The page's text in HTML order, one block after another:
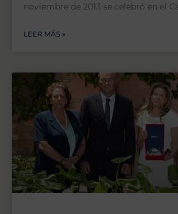
noviembre de 2013 se celebró en el
LEER MÁS »